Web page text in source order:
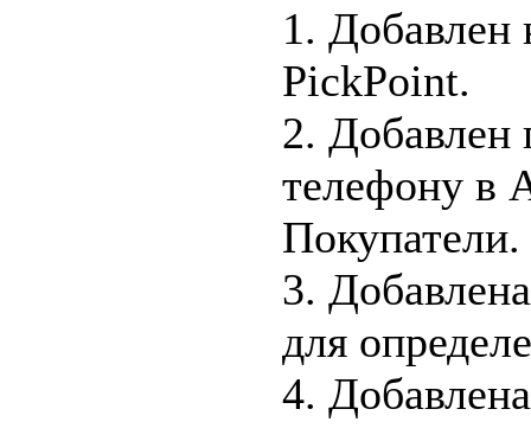
1.
PickPoint.
2. Добавлен
телефону
Покупатели.
3.
для
4.